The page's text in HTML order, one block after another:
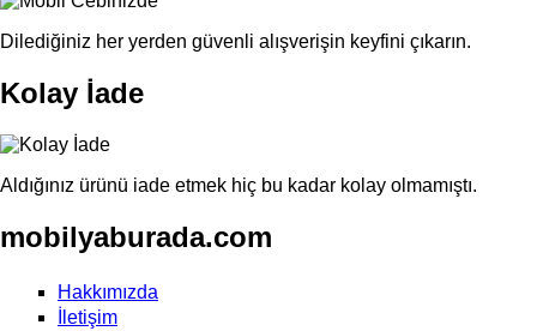
Dilediğiniz her yerden güvenli alışverişin keyfini çıkarın.
Kolay İade
Aldığınız ürünü iade etmek hiç bu kadar kolay olmamıştı.
mobilyaburada.com
Hakkımızda
İletişim